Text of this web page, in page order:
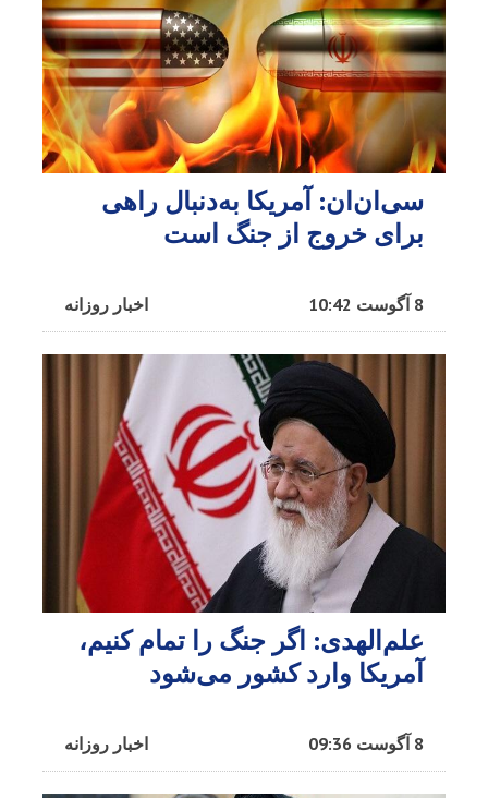
سی‌ان‌ان: آمریکا به‌دنبال راهی
برای خروج از جنگ است
اخبار روزانه 8 آگوست 10:42
علم‌الهدی: اگر جنگ را تمام کنیم،
آمریکا وارد کشور می‌شود
اخبار روزانه 8 آگوست 09:36